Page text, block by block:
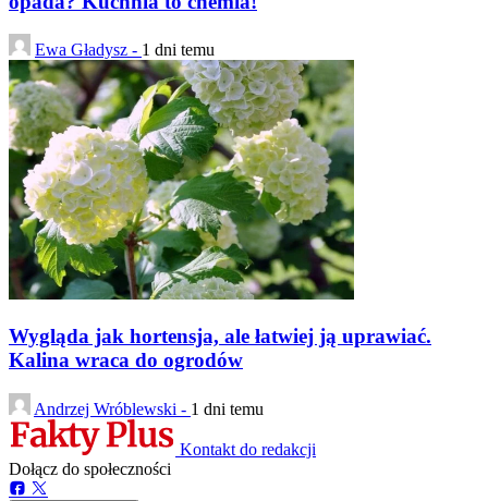
Ewa Gładysz - 1 dni temu
Wygląda jak hortensja, ale łatwiej ją uprawiać.
Kalina wraca do ogrodów
Andrzej Wróblewski - 1 dni temu
Kontakt do redakcji
Dołącz do społeczności